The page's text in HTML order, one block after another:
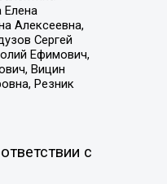
Елена
Алексеевна,
Сергей
Ефимович,
Вицин
Резник
с